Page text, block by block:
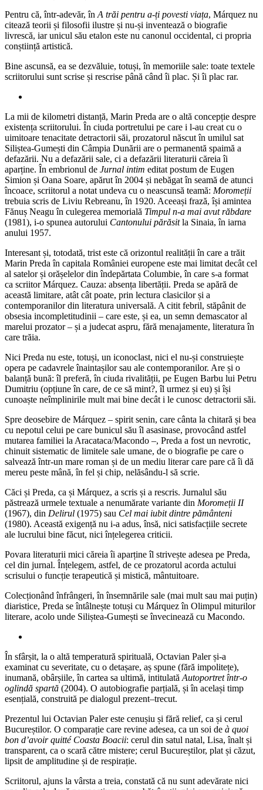
Pentru că, într-adevăr, în A trăi pentru a-ți povesti viața, Márquez nu
citează teorii și filosofii ilustre și nu-și inventează o biografie
livrescă, iar unicul său etalon este nu canonul occidental, ci propria
conștiință artistică.
Bine ascunsă, ea se dezvăluie, totuși, în memoriile sale: toate textele
scriitorului sunt scrise și rescrise până când îi plac. Și îi plac rar.
La mii de kilometri distanță, Marin Preda are o altă concepție despre
existența scriitorului. În ciuda portretului pe care i l-au creat cu o
uimitoare tenacitate detractorii săi, prozatorul născut în umilul sat
Siliștea-Gumești din Câmpia Dunării are o permanentă spaimă a
defazării. Nu a defazării sale, ci a defazării literaturii căreia îi
aparține. În embrionul de Jurnal intim editat postum de Eugen
Simion și Oana Soare, apărut în 2004 și nebăgat în seamă de atunci
încoace, scriitorul a notat undeva cu o neascunsă teamă: Moromeții
trebuia scris de Liviu Rebreanu, în 1920. Aceeași frază, își amintea
Fănuș Neagu în culegerea memorială Timpul n-a mai avut răbdare
(1981), i-o spunea autorului Cantonului părăsitla Sinaia, în iarna
anului 1957.
Interesant și, totodată, trist este că orizontul realității în care a trăit
Marin Preda în capitala României europene este mai limitat decât cel
al satelor și orășelelor din îndepărtata Columbie, în care s-a format
ca scriitor Márquez. Cauza: absența libertății. Preda se apără de
această limitare, atât cât poate, prin lectura clasicilor și a
contemporanilor din literatura universală. A citit febril, stăpânit de
obsesia incompletitudinii – care este, și ea, un semn demascator al
marelui prozator – și a judecat aspru, fără menajamente, literatura în
care trăia.
Nici Preda nu este, totuși, un iconoclast, nici el nu-și construiește
opera pe cadavrele înaintașilor sau ale contemporanilor. Are și o
balanță bună: îl preferă, în ciuda rivalității, pe Eugen Barbu lui Petru
Dumitriu (opțiune în care, de ce să mint?, îl urmez și eu) și își
cunoaște neîmplinirile mult mai bine decât i le cunosc detractorii săi.
Spre deosebire de Márquez – spirit senin, care cânta la chitară și bea
cu nepotul celui pe care bunicul său îl asasinase, provocând astfel
mutarea familiei la Aracataca/Macondo –, Preda a fost un nevrotic,
chinuit sistematic de limitele sale umane, de o biografie pe care o
salvează într-un mare roman și de un mediu literar care pare că îi dă
mereu peste mână, în fel și chip, nelăsându-l să scrie.
Căci și Preda, ca și Márquez, a scris și a rescris. Jurnalul său
păstrează urmele textuale a nenumărate variante din Moromeții II
(1967), din Delirul (1975) sau Cel mai iubit dintre pământeni
(1980). Această exigență nu i-a adus, însă, nici satisfacțiile secrete
ale lucrului bine făcut, nici înțelegerea criticii.
Povara literaturii mici căreia îi aparține îl strivește adesea pe Preda,
cel din jurnal. Înțelegem, astfel, de ce prozatorul acorda actului
scrisului o funcție terapeutică și mistică, mântuitoare.
Colecționând înfrângeri, în însemnările sale (mai mult sau mai puțin)
diaristice, Preda se întâlnește totuși cu Márquez în Olimpul miturilor
literare, acolo unde Siliștea-Gumești se învecinează cu Macondo.
În sfârșit, la o altă temperatură spirituală, Octavian Paler și-a
examinat cu severitate, cu o detașare, aș spune (fără impolitețe),
inumană, obârșiile, în cartea sa ultimă, intitulată Autoportret într-o
oglindă spartă (2004). O autobiografie parțială, și în același timp
esențială, construită pe dialogul prezent–trecut.
Prezentul lui Octavian Paler este cenușiu și fără relief, ca și cerul
Bucureștilor. O comparație care revine adesea, ca un soi de à quoi
bon d’avoir quitté Coasta Boacii: cerul din satul natal, Lisa, înalt și
transparent, ca o scară către mistere; cerul Bucureștilor, plat și căzut,
lipsit de amplitudine și de respirație.
Scriitorul, ajuns la vârsta a treia, constată că nu sunt adevărate nici